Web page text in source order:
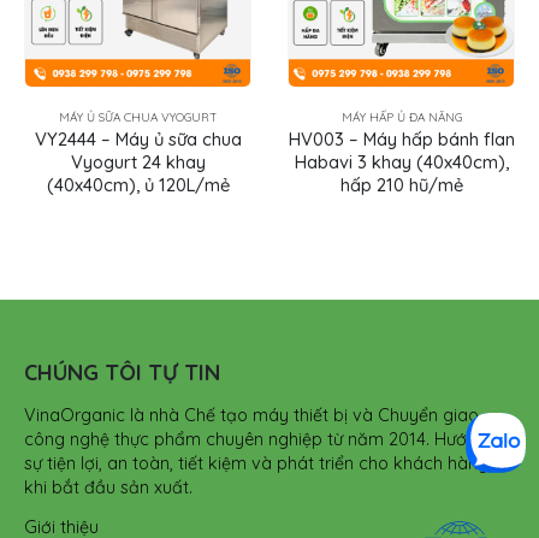
MÁY HẤP Ủ ĐA NĂNG
HV003 – Máy hấp bánh flan
Habavi 3 khay (40x40cm),
hấp 210 hũ/mẻ
MÁY HẤP Ủ ĐA NĂNG ,MÁY Ủ SỮA CHUA VYOGURT
HV009 – Máy ủ sữa chua
VYogurt 9 khay (40x40cm),
ủ 45L/mẻ
CHÚNG TÔI TỰ TIN
VinaOrganic là nhà Chế tạo máy thiết bị và Chuyển giao
công nghệ thực phẩm chuyên nghiệp từ năm 2014. Hướng tới
sự tiện lợi, an toàn, tiết kiệm và phát triển cho khách hàng
khi bắt đầu sản xuất.
Giới thiệu